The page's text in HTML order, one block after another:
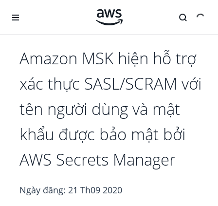
Amazon MSK hiện hỗ trợ
xác thực SASL/SCRAM với
tên người dùng và mật
khẩu được bảo mật bởi
AWS Secrets Manager
Ngày đăng: 21 Th09 2020